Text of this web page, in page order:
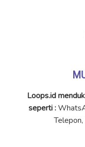
Loops.id
seperti :